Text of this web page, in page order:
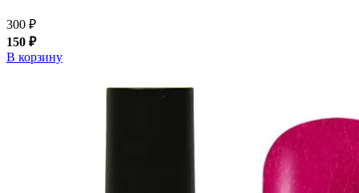
300 ₽
150 ₽
В корзину